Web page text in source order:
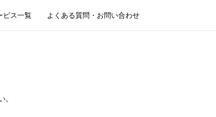
ビス一覧 よくある質問・お問い合わせ
。